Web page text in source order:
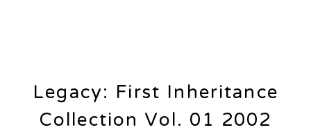
Legacy: First Inheritance
Collection Vol. 01 2002